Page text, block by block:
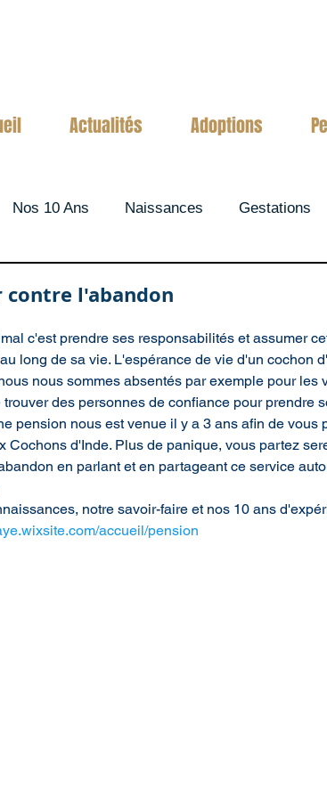
Actualités Adoptions
Nos 10 Ans Naissances Gestations
contre l'abandon
c'est prendre ses responsabilités et assumer
long de sa vie. L'espérance de vie d'un cochon
nous sommes absentés par exemple pour les
des personnes de confiance pour prendre
pension nous est venue il y a 3 ans afin de vous
Cochons d'Inde. Plus de panique, vous partez
en parlant et en partageant ce service
notre savoir-faire et nos 10 ans
accueil/pension